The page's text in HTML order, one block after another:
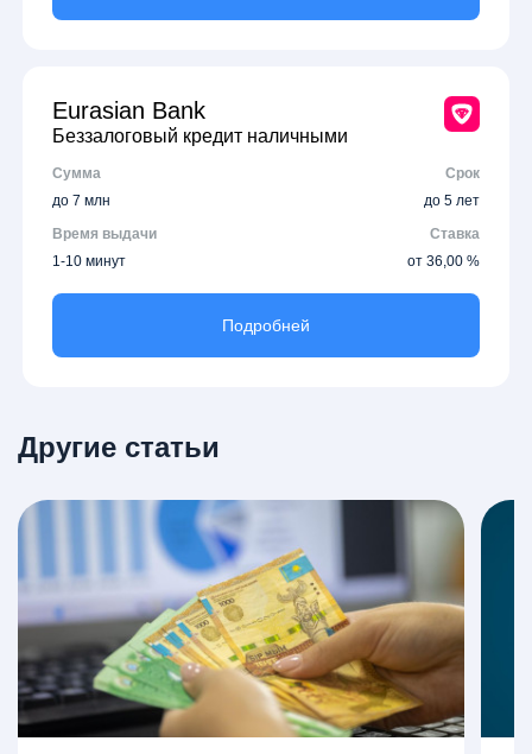
Eurasian Bank
Беззалоговый кредит наличными
Сумма
Срок
до 7 млн
до 5 лет
Время выдачи
Ставка
1-10 минут
от 36,00 %
Подробней
Другие статьи